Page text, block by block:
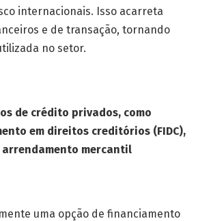
internacionais. Isso acarreta
e de transação, tornando
no setor.
de crédito privados, como
em direitos creditórios (FIDC),
arrendamento mercantil
uma opção de financiamento